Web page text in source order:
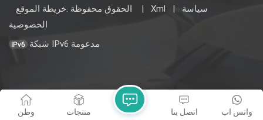
الحقوق محفوظة .
| Xml |
سياسة
الخصوصية
شبكة IPv6 مدعومة
وطن منتجات واتس اب اتصل بنا